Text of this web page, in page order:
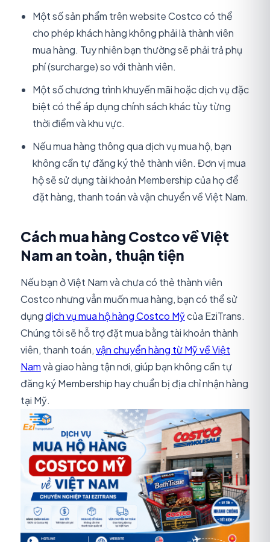
Một số sản phẩm trên website Costco có thể
cho phép khách hàng không phải là thành viên
mua hàng. Tuy nhiên bạn thường sẽ phải trả phụ
phí (surcharge) so với thành viên.
Một số chương trình khuyến mãi hoặc dịch vụ đặc
biệt có thể áp dụng chính sách khác tùy từng
thời điểm và khu vực.
Nếu mua hàng thông qua dịch vụ mua hộ, bạn
không cần tự đăng ký thẻ thành viên. Đơn vị mua
hộ sẽ sử dụng tài khoản Membership của họ để
đặt hàng, thanh toán và vận chuyển về Việt Nam.
Cách mua hàng Costco về Việt
Nam an toàn, thuận tiện
Nếu bạn ở Việt Nam và chưa có thẻ thành viên
Costco nhưng vẫn muốn mua hàng, bạn có thể sử
dụngdịch vụ mua hộ hàng Costco Mỹcủa EziTrans.
Chúng tôi sẽ hỗ trợ đặt mua bằng tài khoản thành
viên, thanh toán,vận chuyển hàng từ Mỹ về Việt
Namvà giao hàng tận nơi, giúp bạn không cần tự
đăng ký Membership hay chuẩn bị địa chỉ nhận hàng
tại Mỹ.